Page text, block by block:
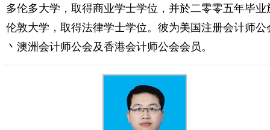
多伦多大学，取得商业学士学位，并於二零零五年毕业
伦敦大学，取得法律学士学位。彼为美国注册会计师公
丶澳洲会计师公会及香港会计师公会会员。